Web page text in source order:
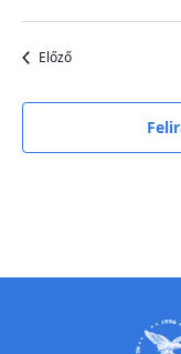
ElőzőEsemények